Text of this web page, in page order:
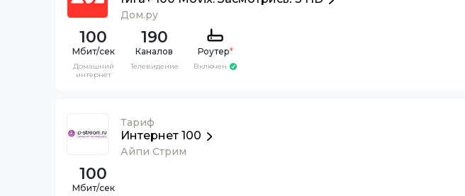
Дом.ру
100
Домашний
интернет
190
Каналов
Телевидение
Роутер*
Включен
Тариф
Интернет 100
Айпи Стрим
100